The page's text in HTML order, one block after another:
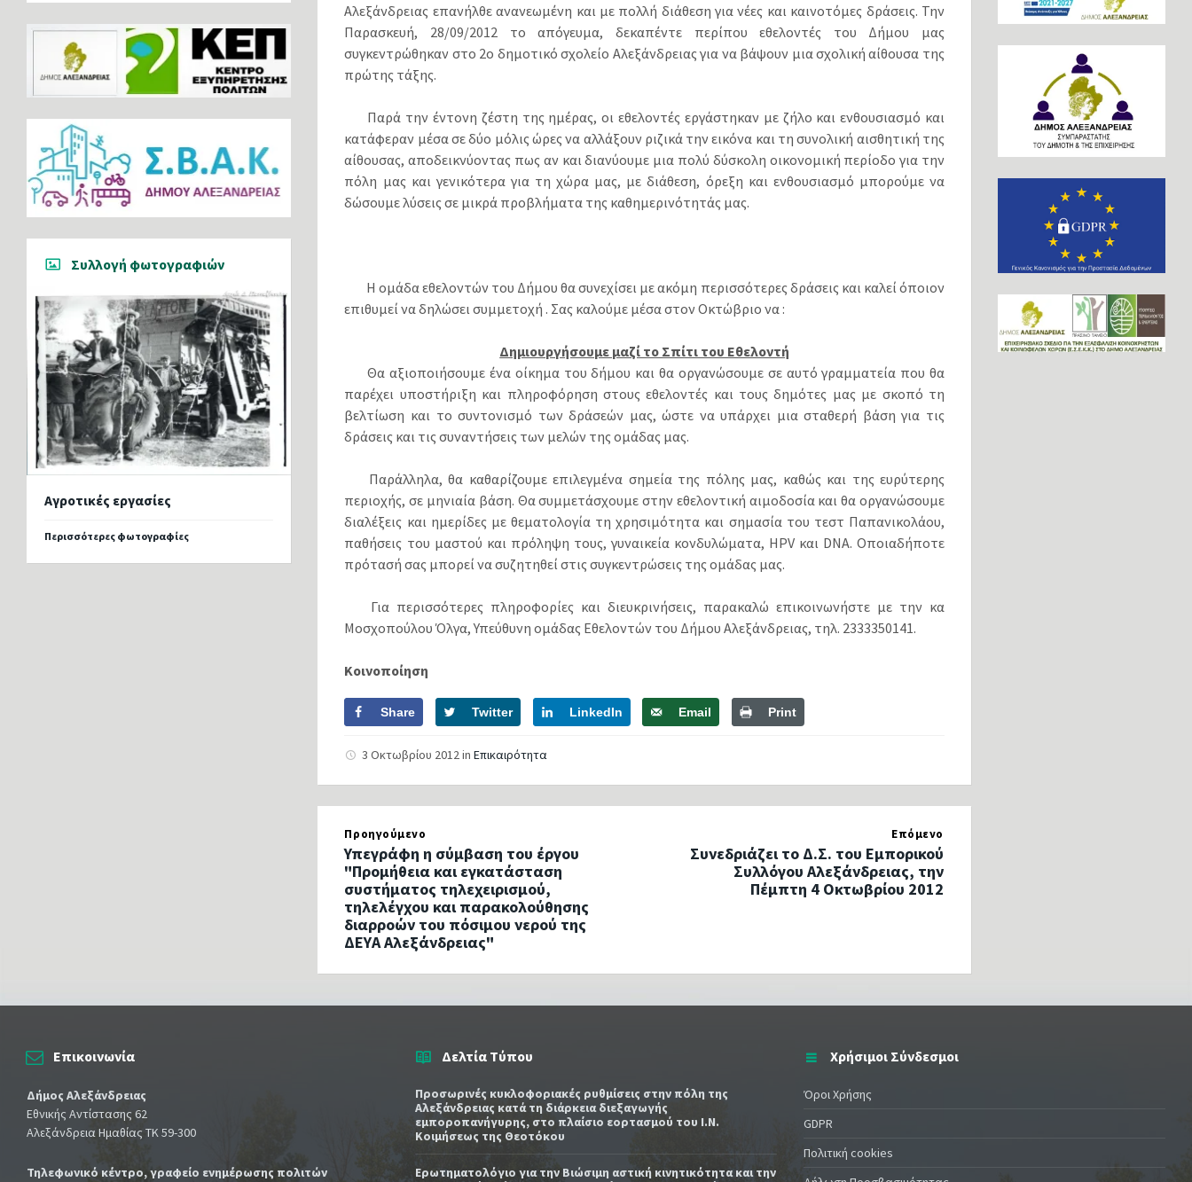
Αλεξάνδρειας επανήλθε ανανεωμένη και με πολλή διάθεση για νέες και καινοτόμες δράσεις. Την
Παρασκευή, 28/09/2012 το απόγευμα, δεκαπέντε περίπου εθελοντές του Δήμου μας
συγκεντρώθηκαν στο 2ο δημοτικό σχολείο Αλεξάνδρειας για να βάψουν μια σχολική αίθουσα της
πρώτης τάξης.
Παρά την έντονη ζέστη της ημέρας, οι εθελοντές εργάστηκαν με ζήλο και ενθουσιασμό και
κατάφεραν μέσα σε δύο μόλις ώρες να αλλάξουν ριζικά την εικόνα και τη συνολική αισθητική της
αίθουσας, αποδεικνύοντας πως αν και διανύουμε μια πολύ δύσκολη οικονομική περίοδο για την
πόλη μας και γενικότερα για τη χώρα μας, με διάθεση, όρεξη και ενθουσιασμό μπορούμε να
δώσουμε λύσεις σε μικρά προβλήματα της καθημερινότητάς μας.
Η ομάδα εθελοντών του Δήμου θα συνεχίσει με ακόμη περισσότερες δράσεις και καλεί όποιον
επιθυμεί να δηλώσει συμμετοχή . Σας καλούμε μέσα στον Οκτώβριο να :
Δημιουργήσουμε μαζί το Σπίτι του Εθελοντή
Θα αξιοποιήσουμε ένα οίκημα του δήμου και θα οργανώσουμε σε αυτό γραμματεία που θα
παρέχει υποστήριξη και πληροφόρηση στους εθελοντές και τους δημότες μας με σκοπό τη
βελτίωση και το συντονισμό των δράσεών μας, ώστε να υπάρχει μια σταθερή βάση για τις
δράσεις και τις συναντήσεις των μελών της ομάδας μας.
Παράλληλα, θα καθαρίζουμε επιλεγμένα σημεία της πόλης μας, καθώς και της ευρύτερης
περιοχής, σε μηνιαία βάση. Θα συμμετάσχουμε στην εθελοντική αιμοδοσία και θα οργανώσουμε
διαλέξεις και ημερίδες με θεματολογία τη χρησιμότητα και σημασία του τεστ Παπανικολάου,
παθήσεις του μαστού και πρόληψη τους, γυναικεία κονδυλώματα, HPVκαι DNA. Οποιαδήποτε
πρότασή σας μπορεί να συζητηθεί στις συγκεντρώσεις της ομάδας μας.
Για περισσότερες πληροφορίες και διευκρινήσεις, παρακαλώ επικοινωνήστε με την κα
Μοσχοπούλου Όλγα, Υπεύθυνη ομάδας Εθελοντών του Δήμου Αλεξάνδρειας, τηλ. 2333350141.
Κοινοποίηση
Share Twitter LinkedIn Email Print
3 Οκτωβρίου 2012inΕπικαιρότητα
Προηγούμενο
Υπεγράφη η σύμβαση του έργου
"Προμήθεια και εγκατάσταση
συστήματος τηλεχειρισμού,
τηλελέγχου και παρακολούθησης
διαρροών του πόσιμου νερού της
ΔΕΥΑ Αλεξάνδρειας"
Επόμενο
Συνεδριάζει το Δ.Σ. του Εμπορικού
Συλλόγου Αλεξάνδρειας, την
Πέμπτη 4 Οκτωβρίου 2012
Συλλογή φωτογραφιών
Αγροτικές εργασίες
Περισσότερες φωτογραφίες
Επικοινωνία
Δήμος Αλεξάνδρειας
Εθνικής Αντίστασης 62
Αλεξάνδρεια Ημαθίας ΤΚ 59-300
Τηλεφωνικό κέντρο, γραφείο ενημέρωσης πολιτών
Δελτία Τύπου
Προσωρινές κυκλοφοριακές ρυθμίσεις στην πόλη της
Αλεξάνδρειας κατά τη διάρκεια διεξαγωγής
εμποροπανήγυρης, στο πλαίσιο εορτασμού του Ι.Ν.
Κοιμήσεως της Θεοτόκου
Ερωτηματολόγιο για την Βιώσιμη αστική κινητικότητα και την
Χρήσιμοι Σύνδεσμοι
Όροι Χρήσης
GDPR
Πολιτική cookies